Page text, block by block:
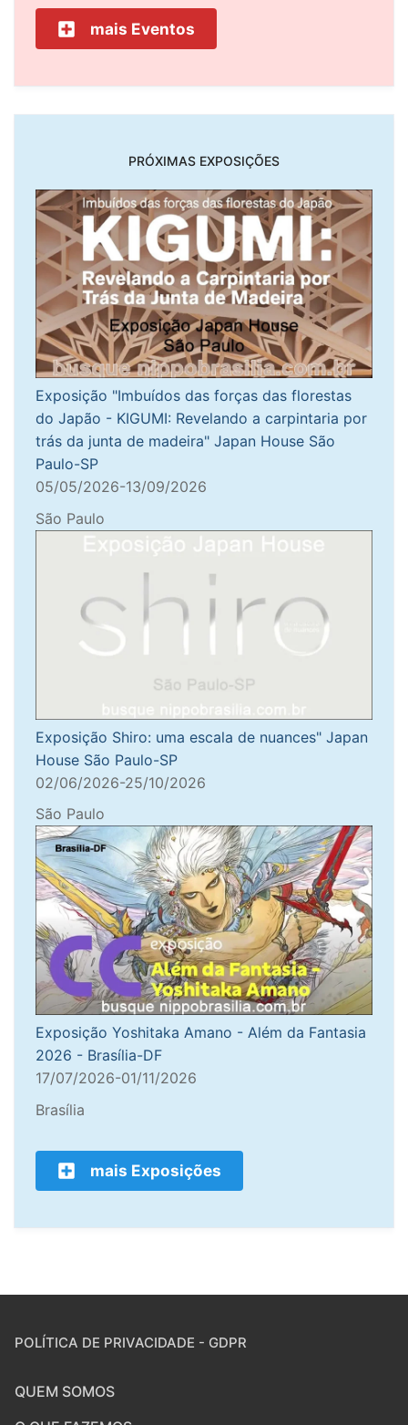
mais Eventos
PRÓXIMAS EXPOSIÇÕES
Exposição "Imbuídos das forças das florestas
do Japão - KIGUMI: Revelando a carpintaria por
trás da junta de madeira" Japan House São
Paulo-SP
05/05/2026-13/09/2026
São Paulo
Exposição Shiro: uma escala de nuances" Japan
House São Paulo-SP
02/06/2026-25/10/2026
São Paulo
Exposição Yoshitaka Amano - Além da Fantasia
2026 - Brasília-DF
17/07/2026-01/11/2026
Brasília
mais Exposições
POLÍTICA DE PRIVACIDADE - GDPR
QUEM SOMOS